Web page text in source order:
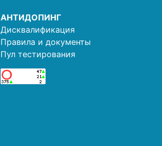
АНТИДОПИНГ
Дисквалификация
Правила и документы
Пул тестирования